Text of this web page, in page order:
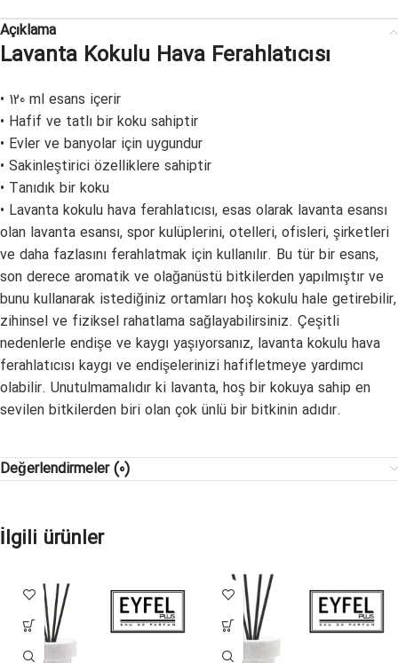
Açıklama
Lavanta Kokulu Hava Ferahlatıcısı
• 120 ml esans içerir
• Hafif ve tatlı bir koku sahiptir
• Evler ve banyolar için uygundur
• Sakinleştirici özelliklere sahiptir
• Tanıdık bir koku
• Lavanta kokulu hava ferahlatıcısı, esas olarak lavanta esansı
olan lavanta esansı, spor kulüplerini, otelleri, ofisleri, şirketleri
ve daha fazlasını ferahlatmak için kullanılır. Bu tür bir esans,
son derece aromatik ve olağanüstü bitkilerden yapılmıştır ve
bunu kullanarak istediğiniz ortamları hoş kokulu hale getirebilir,
zihinsel ve fiziksel rahatlama sağlayabilirsiniz. Çeşitli
nedenlerle endişe ve kaygı yaşıyorsanız, lavanta kokulu hava
ferahlatıcısı kaygı ve endişelerinizi hafifletmeye yardımcı
olabilir. Unutulmamalıdır ki lavanta, hoş bir kokuya sahip en
sevilen bitkilerden biri olan çok ünlü bir bitkinin adıdır.
Değerlendirmeler (0)
İlgili ürünler